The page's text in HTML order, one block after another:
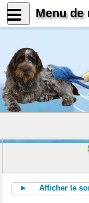
► Afficher le
Menu de